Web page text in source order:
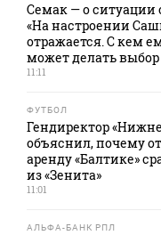
Семак — о ситуации
«На настроении
отражается. С кем
может делать выбор
11:11
ФУТБОЛ
Гендиректор
объяснил, почему
аренду «Балтике»
из «Зенита»
11:01
АЛЬФА-БАНК РПЛ